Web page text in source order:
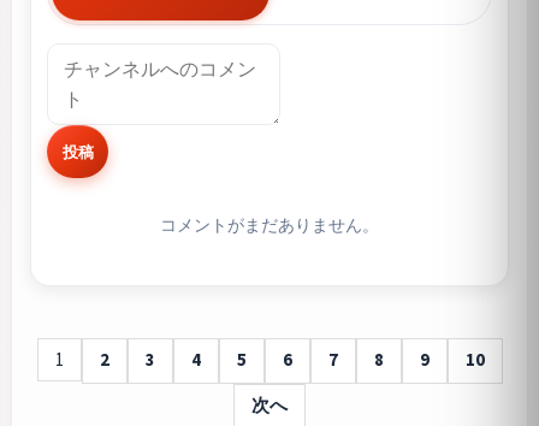
投稿
コメントがまだありません。
1 2 3 4 5 6 7 8 9
10
次へ